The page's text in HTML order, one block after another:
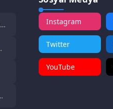
Instagram
Twitter
YouTube